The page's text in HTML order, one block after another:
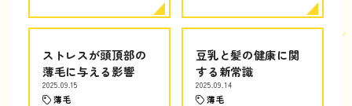
ストレスが頭頂部の
薄毛に与える影響
2025.09.15
薄毛
豆乳と髪の健康に関
する新常識
2025.09.14
薄毛